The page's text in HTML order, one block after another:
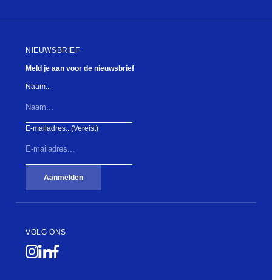
NIEUWSBRIEF
Meld je aan voor de nieuwsbrief
Naam...
E-mailadres...(Vereist)
Aanmelden
VOLG ONS